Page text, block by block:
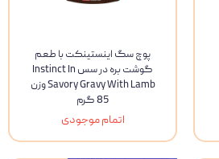
پوچ سگ اینستینکت با طعم
گوشت بره در سس Instinct In
Savory Gravy With Lamb وزن
85 گرم
اتمام موجودی